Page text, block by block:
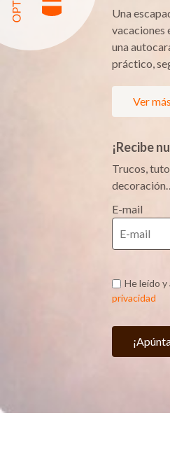
Una
vacaciones
una
práctico,
Ver
¡Recibe
Trucos,
decoración…
E-mail
He leído y
privacidad